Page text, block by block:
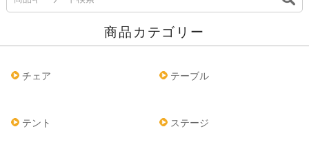
商品カテゴリー
チェア テーブル
テント ステージ